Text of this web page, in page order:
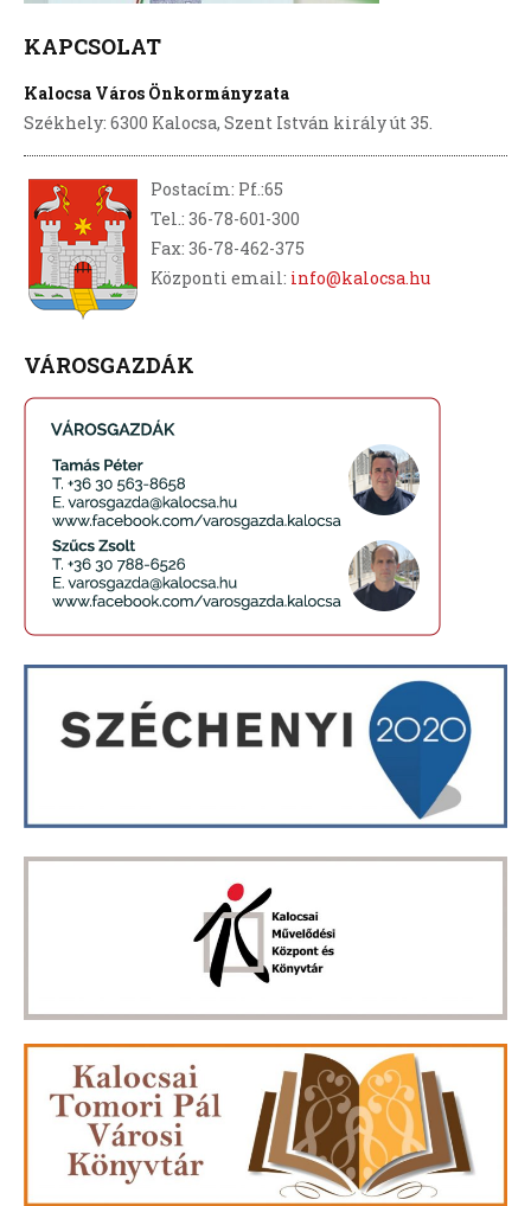
KAPCSOLAT
Kalocsa Város Önkormányzata
Székhely: 6300 Kalocsa, Szent István király út 35.
Postacím: Pf.:65
Tel.: 36-78-601-300
Fax: 36-78-462-375
Központi email: info@kalocsa.hu
VÁROSGAZDÁK